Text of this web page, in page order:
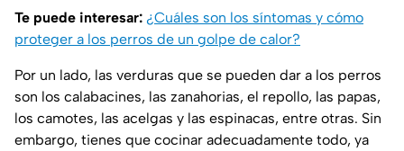
Te puede interesar: ¿Cuáles son los síntomas y cómo
proteger a los perros de un golpe de calor?
Por un lado, las verduras que se pueden dar a los perros
son los calabacines, las zanahorias, el repollo, las papas,
los camotes, las acelgas y las espinacas, entre otras. Sin
embargo, tienes que cocinar adecuadamente todo, ya